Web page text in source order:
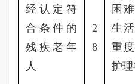
经认定符
合条件的
残疾老年
人
2
8
困
生
重
护